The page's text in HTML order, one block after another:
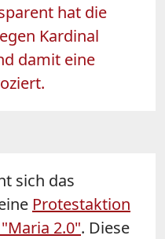
hat die
Kardinal
damit eine
sich das
Protestaktion
2.0". Diese